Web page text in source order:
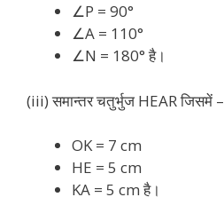
∠P = 90°
∠A = 110°
∠N = 180° है।
(iii) समान्तर चतुर्भुज HEAR जिसमें –
OK = 7 cm
HE = 5 cm
KA = 5 cm है।